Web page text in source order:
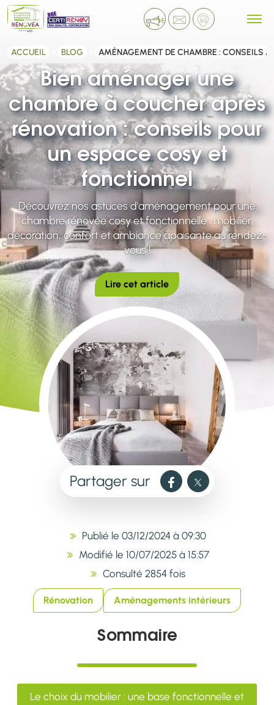
ACCUEIL BLOG AMÉNAGEMENT DE CHAMBRE : CONSEILS
Bien aménager une
chambre à coucher après
rénovation : conseils pour
un espace cosy et
fonctionnel
Découvrez nos astuces d'aménagement pour une
chambre rénovée cosy et fonctionnelle : mobilier,
décoration, confort et ambiance apaisante au rendez-
vous !
Lire cet article
Partager sur
Publié le 03/12/2024 à 09:30
Modifié le 10/07/2025 à 15:57
Consulté 2854 fois
Rénovation Aménagements intérieurs
Sommaire
Le choix du mobilier : une base fonctionnelle et